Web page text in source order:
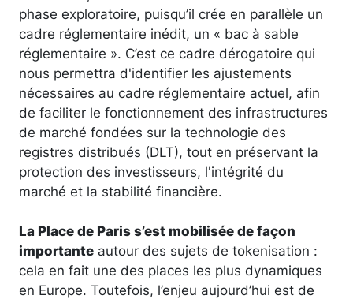
phase exploratoire, puisqu’il crée en parallèle un
cadre réglementaire inédit, un « bac à sable
réglementaire ». C’est ce cadre dérogatoire qui
nous permettra d'identifier les ajustements
nécessaires au cadre réglementaire actuel, afin
de faciliter le fonctionnement des infrastructures
de marché fondées sur la technologie des
registres distribués (DLT), tout en préservant la
protection des investisseurs, l'intégrité du
marché et la stabilité financière.
La Place de Paris s’est mobilisée de façon
importante autour des sujets de tokenisation :
cela en fait une des places les plus dynamiques
en Europe. Toutefois, l’enjeu aujourd’hui est de